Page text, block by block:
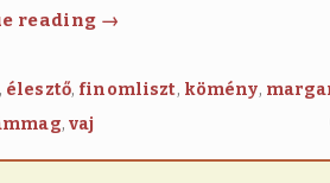
reading Kifli
→
, élesztő, finomliszt, kömény,
, vaj